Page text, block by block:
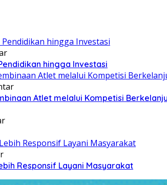
hingga Investasi
Atlet melalui Kompetisi
Responsif Layani Masyarakat